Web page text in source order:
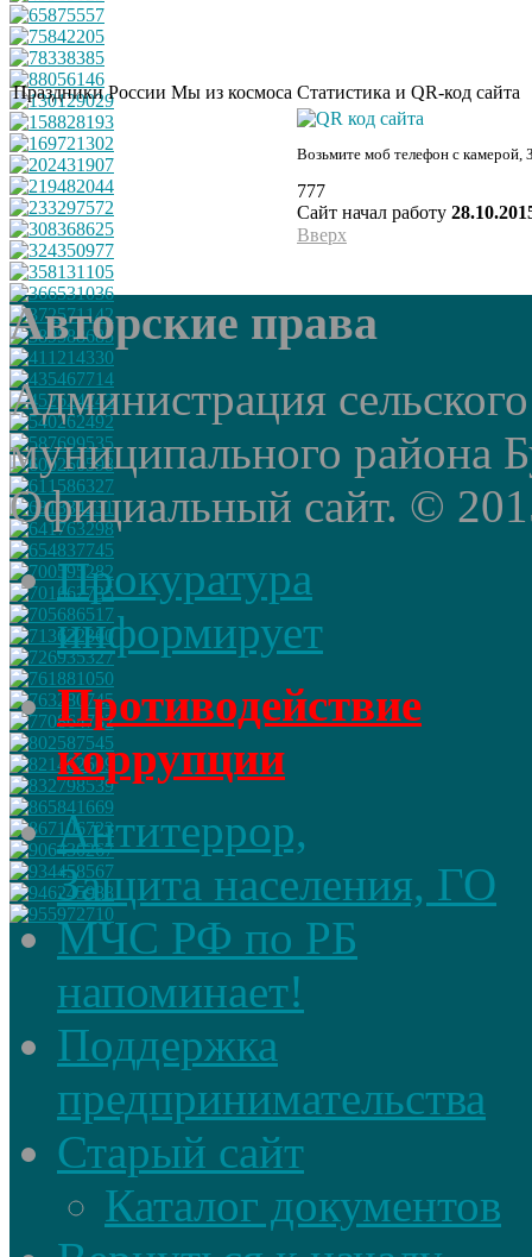
Праздники России Мы из космоса Статистика и QR-код сайта
Возьмите моб телефон с камерой,
777
Сайт начал работу
Вверх
Авторские права
Администрация
муниципального района
Официальный сайт. ©
Прокуратура
информирует
Противодействие
коррупции
Антитеррор,
Защита населения, ГО
МЧС РФ по РБ
напоминает!
Поддержка
предпринимательства
Старый сайт
Каталог документов